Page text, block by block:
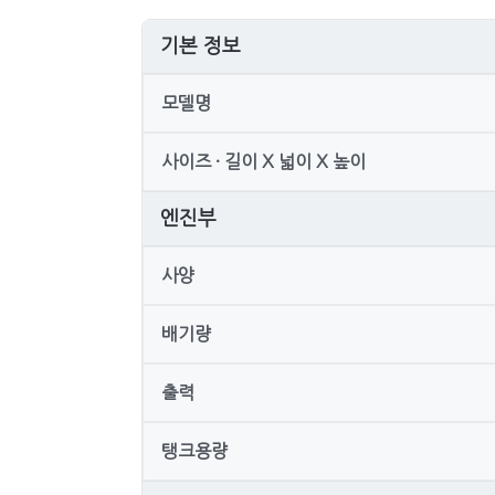
기본 정보
모델명
사이즈 · 길이 X 넓이 X 높이
엔진부
사양
배기량
출력
탱크용량